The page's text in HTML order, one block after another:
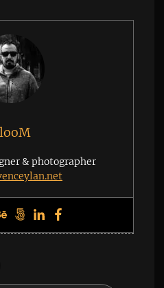
& photographer